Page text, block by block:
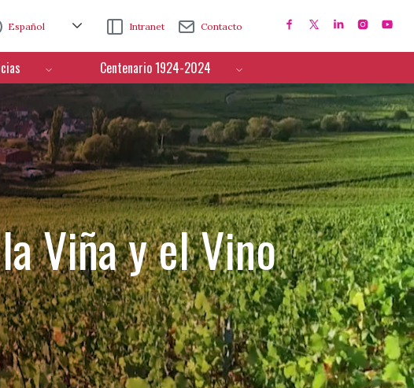
Español Intranet Contacto
Centenario 1924-2024
Viña y el Vino